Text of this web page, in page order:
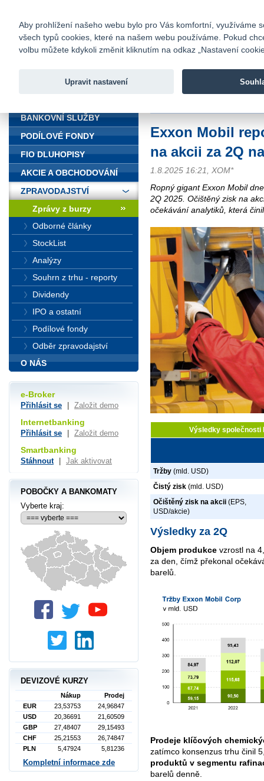
Fio banka
Fio banka
Exxon Mobil
na akcii za 2Q
1.8.2025 16:21, XOM*
Ropný gigant Exxon Mobil
2Q 2025. Očištěný zisk na
očekávání analytiků, která
Výsledky společnosti
Tržby (mld. USD)
Čistý zisk (mld. USD)
Očištěný zisk na akcii (EPS,
USD/akcie)
Výsledky za 2Q
Objem produkce vzrostl na
za den, čímž překonal
barelů.
Prodeje klíčových
zatímco konsenzus trhu činil
produktů v segmentu
barelů denně.
BANKOVNÍ SLUŽBY
PODÍLOVÉ FONDY
FIO DLUHOPISY
AKCIE A OBCHODOVÁNÍ
ZPRAVODAJSTVÍ
Zprávy z burzy
Odborné články
StockList
Analýzy
Souhrn z trhu - reporty
Dividendy
IPO a ostatní
Podílové fondy
Odběr zpravodajství
O NÁS
e-Broker
Přihlásit se Založit demo
Internetbanking
Přihlásit se Založit demo
Smartbanking
Stáhnout Jak aktivovat
POBOČKY A BANKOMATY
Vyberte kraj:
DEVIZOVÉ KURZY
Nákup
Prodej
EUR
23,53753
24,96847
USD
20,36691
21,60509
GBP
27,48407
29,15493
CHF
25,21553
26,74847
PLN
5,47924 5,81236
Kompletní informace zde
Aby prohlížení našeho webu bylo pro Vás komfortní, využíváme
všech typů cookies, které na našem webu používáme. Pokud
volbu můžete kdykoli změnit kliknutím na odkaz „Nastavení
Upravit nastavení